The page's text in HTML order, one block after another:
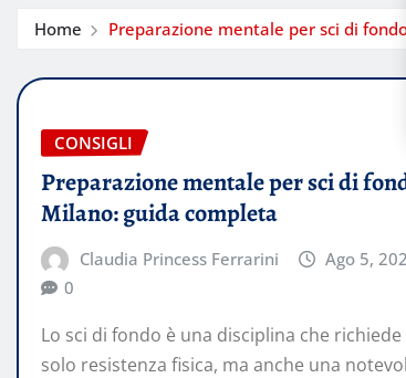
Home Preparazione mentale per sci di
CONSIGLI
Preparazione mentale per sci di
Milano: guida completa
Claudia Princess Ferrarini
Ago 5,
0
Lo sci di fondo è una disciplina che
solo resistenza fisica, ma anche una